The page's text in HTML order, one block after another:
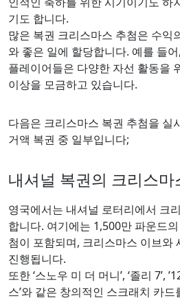
기도 합니다.
많은 복권 크리스마스 추첨은 수익
와 좋은 일에 할당합니다. 예를 들
플레이어들은 다양한 자선 활동을
이상을 모금하고 있습니다.
다음은 크리스마스 복권 추첨을 실
거액 복권 중 일부입니다;
내셔널 복권의 크리스마
영국에서는 내셔널 로터리에서 크
합니다. 여기에는 1,500만 파운드의
첨이 포함되며, 크리스마스 이브와
진행됩니다.
또한 ‘스노우 미 더 머니’, ‘졸리 7’,
스’와 같은 창의적인 스크래치 카